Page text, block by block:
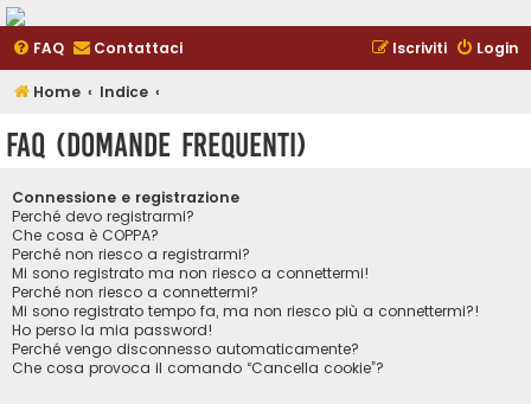
FAQ Contattaci Login
Iscriviti
Home Indice
FAQ (Domande Frequenti)
Connessione e registrazione
Perché devo registrarmi?
Che cosa è COPPA?
Perché non riesco a registrarmi?
Mi sono registrato ma non riesco a connettermi!
Perché non riesco a connettermi?
Mi sono registrato tempo fa, ma non riesco più a connettermi?!
Ho perso la mia password!
Perché vengo disconnesso automaticamente?
Che cosa provoca il comando “Cancella cookie”?